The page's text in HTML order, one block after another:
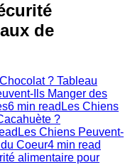
de
? Tableau
Ils Manger des
6 min read Les Chiens
?
Les Chiens Peuvent-
Coeur4 min read
alimentaire pour